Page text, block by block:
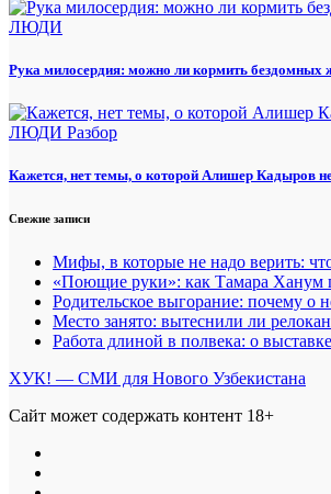
ЛЮДИ
Рука милосердия: можно ли кормить бездомных
ЛЮДИ Разбор
Кажется, нет темы, о которой Алишер Кадыров
Свежие записи
Мифы, в которые не надо верить:
«Поющие руки»: как Тамара Ханум
Родительское выгорание: почему о
Место занято: вытеснили ли
Работа длиной в полвека: о
ХУК! — СМИ для Нового Узбекистана
Сайт может содержать контент 18+